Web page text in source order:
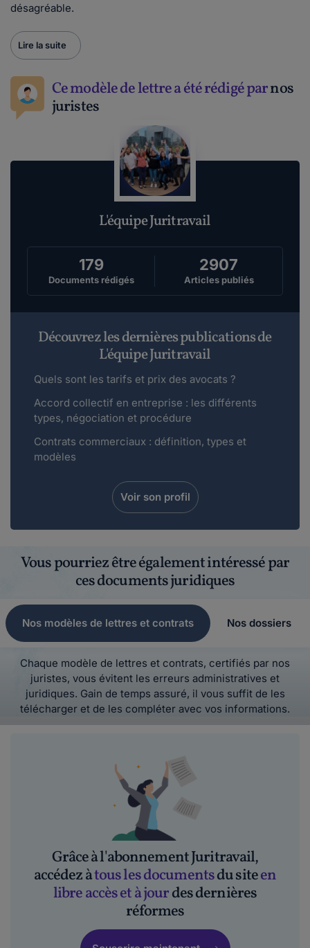
désagréable.
Lire la suite
Ce modèle de lettre a été rédigé parnos
juristes
L'équipe Juritravail
179
Documents rédigés
2907
Articles publiés
Découvrez les dernières publications de
L'équipe Juritravail
Quels sont les tarifs et prix des avocats ?
Accord collectif en entreprise : les différents
types, négociation et procédure
Contrats commerciaux : définition, types et
modèles
Voir son profil
Vous pourriez être également intéressé par
ces documents juridiques
Nos modèles de lettres et contrats Nos dossiers
Chaque modèle de lettres et contrats, certifiés par nos
juristes, vous évitent les erreurs administratives et
juridiques. Gain de temps assuré, il vous suffit de les
télécharger et de les compléter avec vos informations.
Grâce à l'abonnement Juritravail,
accédez àtous les documentsdu siteen
libre accès et à jourdes dernières
réformes